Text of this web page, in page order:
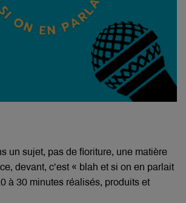
un sujet, pas de fioriture, une matière
devant, c’est « blah et si on en parlait
à 30 minutes réalisés, produits et